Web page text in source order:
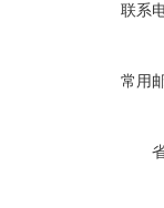
联系
常用